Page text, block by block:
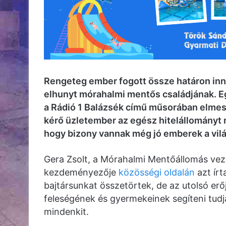
Rengeteg ember fogott össze határon
elhunyt mórahalmi mentős családjának.
a Rádió 1 Balázsék című műsorában
kérő üzletember az egész hitelállományt
hogy bizony vannak még jó emberek a
Gera Zsolt, a Mórahalmi Mentőállomás
kezdeményezője közösségi oldalán azt
bajtársunkat összetörtek, de az utolsó
feleségének és gyermekeinek segíteni
mindenkit.